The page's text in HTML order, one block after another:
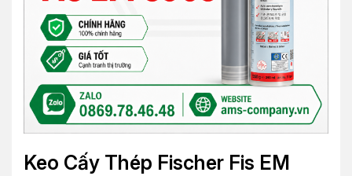
Keo Cấy Thép Fischer Fis EM